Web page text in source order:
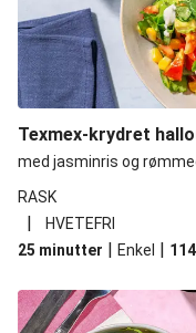
Texmex-krydret
med jasminris og
RASK
|
HVETEFRI
25 minutter | Enkel |